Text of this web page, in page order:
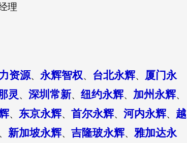
理
资源、 永辉智权、 台北永辉、
厦门永
灵、 深圳常新、 纽约永辉、 加州永辉、
、 东京永辉、 首尔永辉、 河内永辉、 越
新加坡永辉、 吉隆玻永辉、 雅加达永